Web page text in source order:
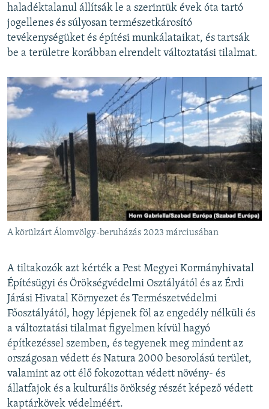
haladéktalanul állítsák le a szerintük évek óta tartó
jogellenes és súlyosan természetkárosító
tevékenységüket és építési munkálataikat, és tartsák
be a területre korábban elrendelt változtatási tilalmat.
A körülzárt Álomvölgy-beruházás 2023 márciusában
A tiltakozók azt kérték a Pest Megyei Kormányhivatal
Építésügyi és Örökségvédelmi Osztályától és az Érdi
Járási Hivatal Környezet és Természetvédelmi
Főosztályától, hogy lépjenek föl az engedély nélküli és
a változtatási tilalmat figyelmen kívül hagyó
építkezéssel szemben, és tegyenek meg mindent az
országosan védett és Natura 2000 besorolású terület,
valamint az ott élő fokozottan védett növény- és
állatfajok és a kulturális örökség részét képező védett
kaptárkövek védelméért.